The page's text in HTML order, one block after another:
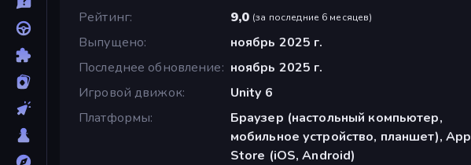
Рейтинг
9,0 (за последние 6 месяцев)
Выпущено
ноябрь 2025 г.
Последнее обновление
ноябрь 2025 г.
Игровой движок
Unity 6
Платформы
Браузер (настольный компьютер,
мобильное устройство, планшет), App
Store (iOS, Android)